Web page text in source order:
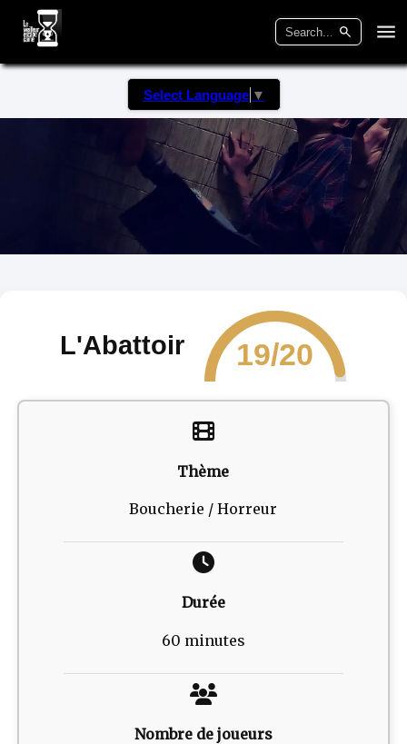
Select Language ▼
L'Abattoir 19/20
Thème
Boucherie / Horreur
Durée
60 minutes
Nombre de joueurs